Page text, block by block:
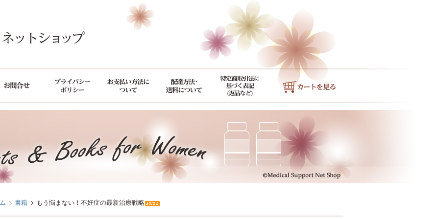
書籍 もう悩まない！不妊症の最新治療戦略